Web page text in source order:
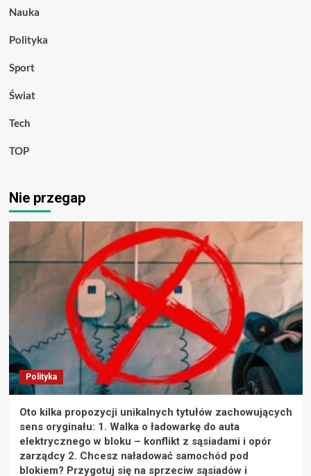
Nauka
Polityka
Sport
Świat
Tech
TOP
Nie przegap
Polityka
Oto kilka propozycji unikalnych tytułów zachowujących
sens oryginału: 1. Walka o ładowarkę do auta
elektrycznego w bloku – konflikt z sąsiadami i opór
zarządcy 2. Chcesz naładować samochód pod
blokiem? Przygotuj się na sprzeciw sąsiadów i